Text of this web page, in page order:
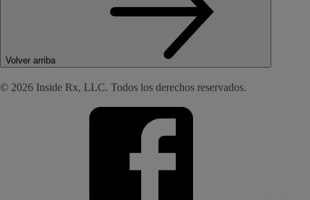
Volver arriba
© 2026 Inside Rx, LLC. Todos los derechos reservados.